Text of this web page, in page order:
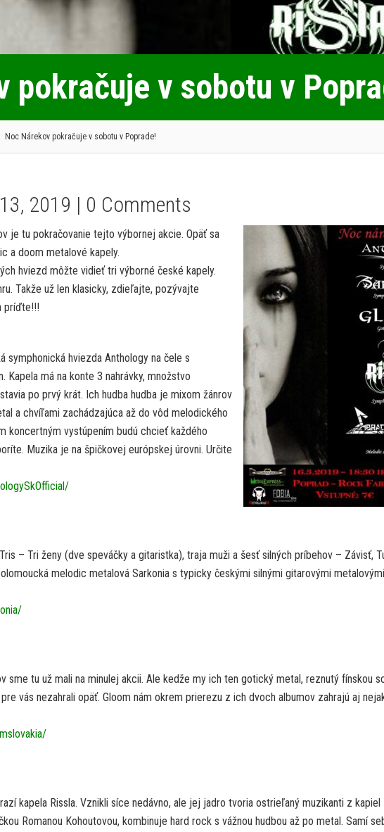
pokračuje v sobotu v
Noc Nárekov pokračuje v sobotu v Poprade!
2019 | 0 Comments
je tu pokračovanie tejto výbornej akcie. Opäť sa
a doom metalové kapely.
hviezd môžte vidieť tri výborné české kapely.
Takže už len klasicky, zdieľajte, pozývajte
príďte!!!
symphonická hviezda Anthology na čele s
Kapela má na konte 3 nahrávky, množstvo
po prvý krát. Ich hudba hudba je mixom žánrov
a chvíľami zachádzajúca až do vôd melodického
koncertným vystúpením budú chcieť každého
Muzika je na špičkovej európskej úrovni. Určite
– Tri ženy (dve speváčky a gitaristka), traja muži a šesť silných príbehov – Závisť,
melodic metalová Sarkonia s typicky českými silnými gitarovými
sme tu už mali na minulej akcii. Ale kedže my ich ten gotický metal, reznutý fínskou
vás nezahrali opäť. Gloom nám okrem prierezu z ich dvoch albumov zahrajú aj
kapela Rissla. Vznikli síce nedávno, ale jej jadro tvoria ostrieľaný muzikanti z kapiel
Romanou Kohoutovou, kombinuje hard rock s vážnou hudbou až po metal. Samí